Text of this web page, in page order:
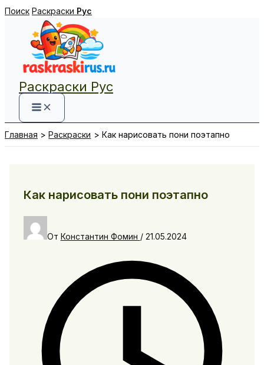
Перейти
содержимому
Поиск Раскраски Рус
Раскраски Рус
Главная Раскраски Как нарисовать пони поэтапно
Как нарисовать пони поэтапно
От Константин Фомин / 21.05.2024